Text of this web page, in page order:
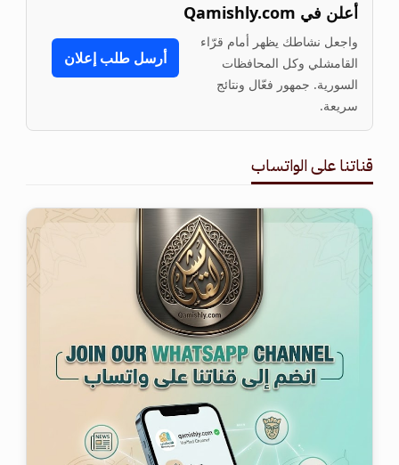
أعلن في Qamishly.com
واجعل نشاطك يظهر أمام قرّاء
القامشلي وكل المحافظات
السورية. جمهور فعّال ونتائج
سريعة.
أرسل طلب إعلان
قناتنا على الواتساب